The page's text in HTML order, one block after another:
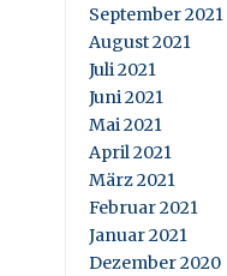
September 2021
August 2021
Juli 2021
Juni 2021
Mai 2021
April 2021
März 2021
Februar 2021
Januar 2021
Dezember 2020